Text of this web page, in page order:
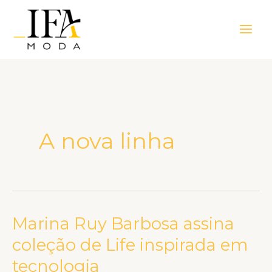
Menu
A nova linha
Marina Ruy Barbosa assina
coleção de Life inspirada em
tecnologia
Marina
Barbosa
assina